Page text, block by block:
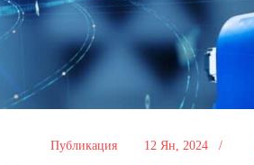
Публикация 12 Ян, 2024 /